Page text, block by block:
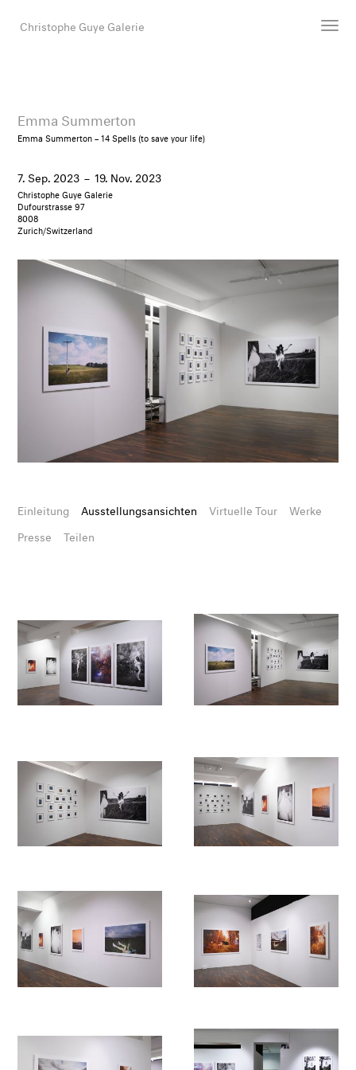
Christophe Guye Galerie
Suche
E-Mail
Emma Summerton
Emma Summerton – 14 Spells (to save your life)
7. Sep. 2023 –19. Nov. 2023
Christophe Guye Galerie
Dufourstrasse 97
8008
Zurich/Switzerland
Einleitung Ausstellungsansichten Virtuelle Tour
Werke
Presse
Teilen